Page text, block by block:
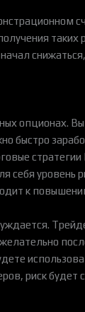
таких
опционах.
быстро
уровень
к
риск будет